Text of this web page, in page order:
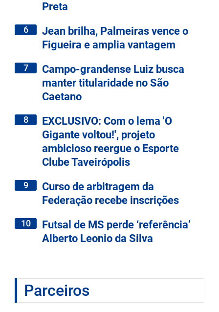
Preta
6
Jean brilha, Palmeiras vence o
Figueira e amplia vantagem
7
Campo-grandense Luiz busca
manter titularidade no São
Caetano
8
EXCLUSIVO: Com o lema 'O
Gigante voltou!', projeto
ambicioso reergue o Esporte
Clube Taveirópolis
9
Curso de arbitragem da
Federação recebe inscrições
10
Futsal de MS perde ‘referência’
Alberto Leonio da Silva
Parceiros